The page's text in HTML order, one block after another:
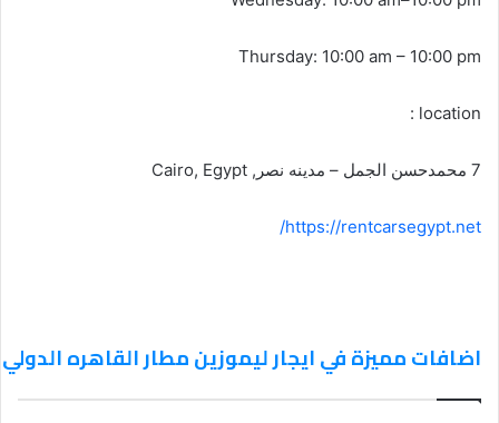
Thursday: 10:00 am – 10:00 pm
location :
7 محمدحسن الجمل – مدينه نصر, Cairo, Egypt
https://rentcarsegypt.net/
اضافات مميزة في ايجار ليموزين مطار القاهره الدولي